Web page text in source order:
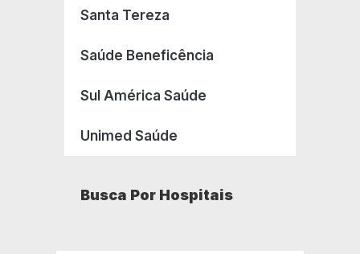
Santa Tereza
Saúde Beneficência
Sul América Saúde
Unimed Saúde
Busca Por Hospitais